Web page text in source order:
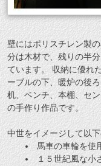
壁にはポリスチレン製
分は木材で、残りの半
ています。 収納に優れ
ーブルの下、暖炉の後
机、ベンチ、本棚、セ
の手作り作品です。
中世をイメージして以
馬車の車輪を使
１５世紀風な小